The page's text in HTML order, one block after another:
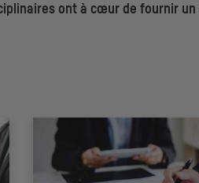
ont à cœur de fournir